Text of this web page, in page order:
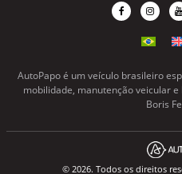
AutoPapo é um veículo brasileiro
mobilidade, manutenção veicular
Boris
© 2026. Todos os direitos